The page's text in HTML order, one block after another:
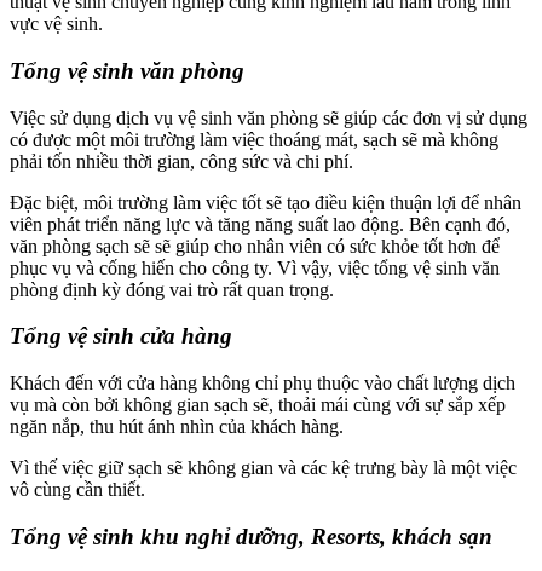
vực vệ sinh.
Tổng vệ sinh văn phòng
Việc sử dụng dịch vụ vệ sinh văn phòng sẽ giúp các đơn vị sử dụng
có được một môi trường làm việc thoáng mát, sạch sẽ mà không
phải tốn nhiều thời gian, công sức và chi phí.
Đặc biệt, môi trường làm việc tốt sẽ tạo điều kiện thuận lợi để nhân
viên phát triển năng lực và tăng năng suất lao động. Bên cạnh đó,
văn phòng sạch sẽ sẽ giúp cho nhân viên có sức khỏe tốt hơn để
phục vụ và cống hiến cho công ty. Vì vậy, việc tổng vệ sinh văn
phòng định kỳ đóng vai trò rất quan trọng.
Tổng vệ sinh cửa hàng
Khách đến với cửa hàng không chỉ phụ thuộc vào chất lượng dịch
vụ mà còn bởi không gian sạch sẽ, thoải mái cùng với sự sắp xếp
ngăn nắp, thu hút ánh nhìn của khách hàng.
Vì thế việc giữ sạch sẽ không gian và các kệ trưng bày là một việc
vô cùng cần thiết.
Tổng vệ sinh khu nghỉ dưỡng, Resorts, khách sạn